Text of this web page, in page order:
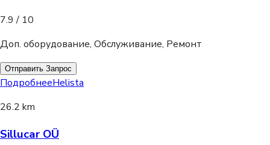
7.9 / 10
Доп. оборудование, Обслуживание, Ремонт
Отправить Запрос
ПодробнееHelista
26.2 km
Sillucar OÜ